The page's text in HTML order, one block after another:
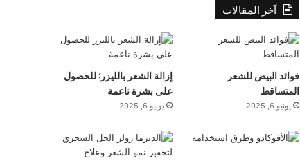
آخر المقالات
فوائد البيض للشعر
المتساقط
يونيو 6, 2025
إزالة الشعر بالليزر: للحصول
على بشرة ناعمة
يونيو 6, 2025